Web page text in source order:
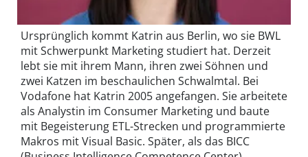
Ursprünglich kommt Katrin aus Berlin, wo sie BWL
mit Schwerpunkt Marketing studiert hat. Derzeit
lebt sie mit ihrem Mann, ihren zwei Söhnen und
zwei Katzen im beschaulichen Schwalmtal. Bei
Vodafone hat Katrin 2005 angefangen. Sie arbeitete
als Analystin im Consumer Marketing und baute
mit Begeisterung ETL-Strecken und programmierte
Makros mit Visual Basic. Später, als das BICC